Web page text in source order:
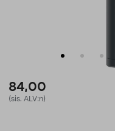
84,00
(sis. ALV:n)